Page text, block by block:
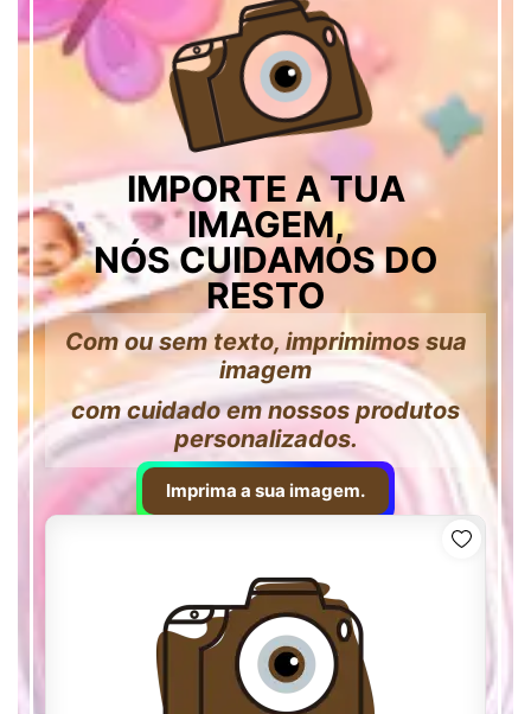
IMPORTE A TUA
IMAGEM,
NÓS CUIDAMOS DO
RESTO
Com ou sem texto, imprimimos sua
imagem
com cuidado em nossos produtos
personalizados.
Imprima a sua imagem.